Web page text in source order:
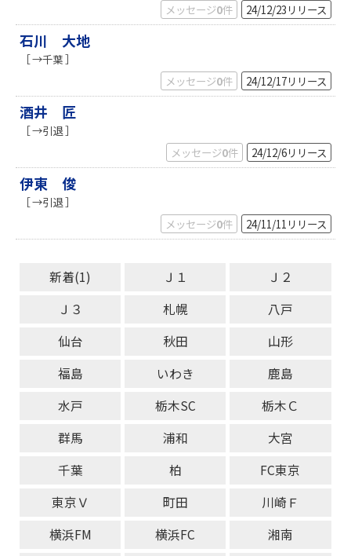
メッセージ0件 24/12/23 リリース
石川 大地
［ →千葉 ］
メッセージ0件 24/12/17リリース
酒井 匠
［ →引退 ］
メッセージ0件 24/12/6リリース
伊東 俊
［ →引退 ］
メッセージ0件 24/11/11 リリース
新着(1) Ｊ１
Ｊ２
Ｊ３
札幌
八戸
仙台
秋田
山形
福島
いわき
鹿島
水戸
栃木SC
栃木Ｃ
群馬
浦和
大宮
千葉
柏
FC東京
東京Ｖ
町田
川崎Ｆ
横浜FM
横浜FC
湘南